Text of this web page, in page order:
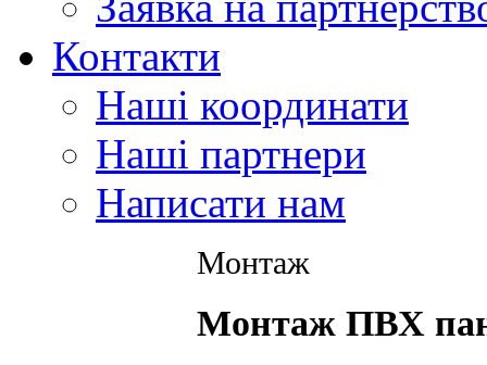
Контакти
Наші координати
Наші партнери
Написати нам
Монтаж
Монтаж ПВХ